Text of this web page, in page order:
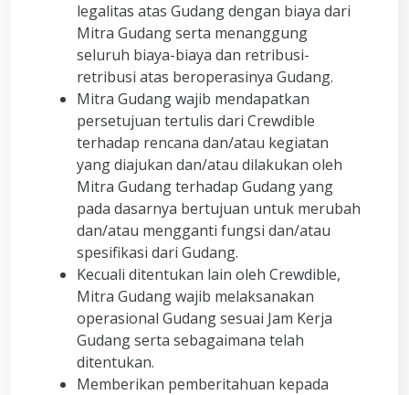
legalitas atas Gudang dengan biaya dari
Mitra Gudang serta menanggung
seluruh biaya-biaya dan retribusi-
retribusi atas beroperasinya Gudang.
Mitra Gudang wajib mendapatkan
persetujuan tertulis dari Crewdible
terhadap rencana dan/atau kegiatan
yang diajukan dan/atau dilakukan oleh
Mitra Gudang terhadap Gudang yang
pada dasarnya bertujuan untuk merubah
dan/atau mengganti fungsi dan/atau
spesifikasi dari Gudang.
Kecuali ditentukan lain oleh Crewdible,
Mitra Gudang wajib melaksanakan
operasional Gudang sesuai Jam Kerja
Gudang serta sebagaimana telah
ditentukan.
Memberikan pemberitahuan kepada